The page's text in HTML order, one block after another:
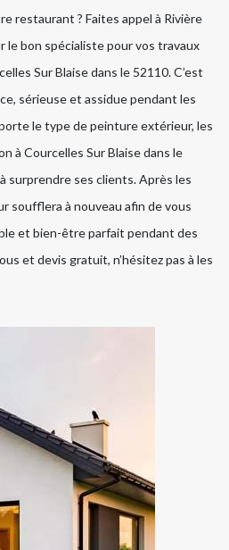
restaurant ? Faites appel à Rivière
bon spécialiste pour vos travaux
Sur Blaise dans le 52110. C’est
sérieuse et assidue pendant les
le type de peinture extérieur, les
à Courcelles Sur Blaise dans le
surprendre ses clients. Après les
soufflera à nouveau afin de vous
et bien-être parfait pendant des
et devis gratuit, n’hésitez pas à les